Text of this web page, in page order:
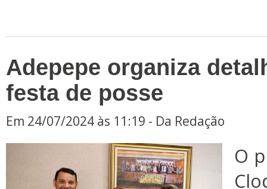
Adepepe organiza
festa de posse
Em 24/07/2024 às 11:19 - Da Redação
O